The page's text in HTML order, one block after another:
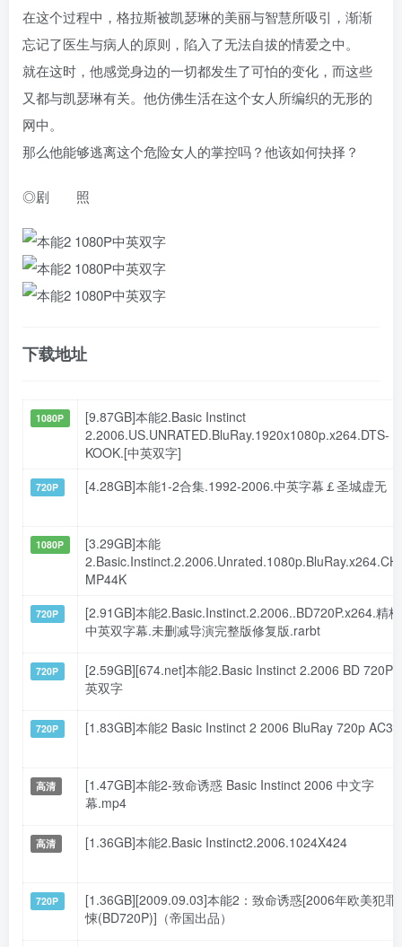
在这个过程中，格拉斯被凯瑟琳的美丽与智慧所吸引，渐渐
忘记了医生与病人的原则，陷入了无法自拔的情爱之中。
就在这时，他感觉身边的一切都发生了可怕的变化，而这些
又都与凯瑟琳有关。他仿佛生活在这个女人所编织的无形的
网中。
那么他能够逃离这个危险女人的掌控吗？他该如何抉择？
◎剧 照
下载地址
1080P
[9.87GB]本能2.Basic Instinct
2.2006.US.UNRATED.BluRay.1920x1080p.x264.DTS-
KOOK.[中英双字]
720P [4.28GB]本能1-2合集.1992-2006.中英字幕￡圣城虚无
1080P
[3.29GB]本能
MP44K
720P
[2.91GB]本能2.Basic.Instinct.2.2006..BD720P.x264.精校
中英双字幕.未删减导演完整版修复版.rarbt
720P
[2.59GB][674.net]本能2.Basic Instinct 2.2006 BD 720P
英双字
720P [1.83GB]本能2 Basic Instinct 2 2006 BluRay 720p AC3
高清
[1.47GB]本能2-致命诱惑 Basic Instinct 2006 中文字
幕.mp4
高清 [1.36GB]本能2.Basic Instinct2.2006.1024X424
720P
[1.36GB][2009.09.03]本能2：致命诱惑[2006年欧美犯罪
悚(BD720P)]（帝国出品）